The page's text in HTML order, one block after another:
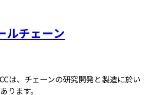
ルチェーン
は、チェーンの研究開発と製造に於い
ります。